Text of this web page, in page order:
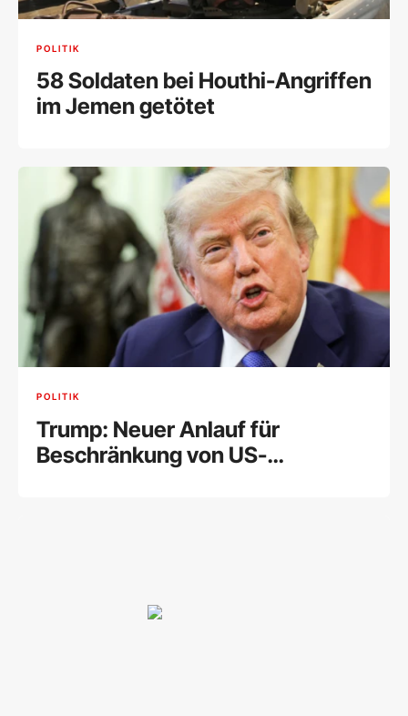
POLITIK
58 Soldaten bei Houthi-Angriffen
im Jemen getötet
POLITIK
Trump: Neuer Anlauf für
Beschränkung von US-